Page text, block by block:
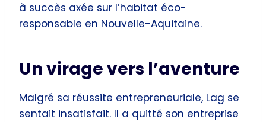
à succès axée sur l’habitat éco-
responsable en Nouvelle-Aquitaine.
Un virage vers l’aventure
Malgré sa réussite entrepreneuriale, Lag se
sentait insatisfait. Il a quitté son entreprise